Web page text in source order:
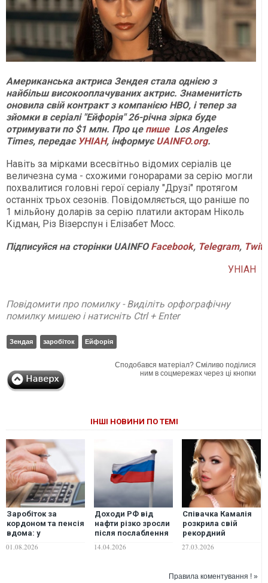
Американська актриса Зендея стала однією з
найбільш високооплачуваних актрис. Знаменитість
оновила свій контракт з компанією НВО, і тепер за
зйомки в серіалі "Ейфорія" 26-річна зірка буде
отримувати по $1 млн. Про це пише Los Angeles
Times, передає УНІАН, інформуєUAINFO.org.
Навіть за мірками всесвітньо відомих серіалів це
величезна сума - схожими гонорарами за серію могли
похвалитися головні герої серіалу "Друзі" протягом
останніх трьох сезонів. Повідомляється, що раніше по
1 мільйону доларів за серію платили акторам Ніколь
Кідман, Різ Візерспун і Елізабет Мосс.
Підписуйся на сторінки UAINFO Facebook, Telegram,
УНІАН
Повідомити про помилку - Виділіть орфографічну
помилку мишею і натисніть Ctrl + Enter
Зендая заробіток Ейфорія
Сподобався матеріал? Сміливо поділися
ним в соцмережах через ці кнопки
ІНШІ НОВИНИ ПО ТЕМІ
Заробіток за
кордоном та пенсія
вдома: у
Мінсоцполітики
пояснили механізм
01.08.2026
Доходи РФ від
нафти різко зросли
після послаблення
санкцій США:
заробила $12,8
14.04.2026
Співачка Камалія
розкрила свій
рекордний
місячний заробіток
27.03.2026
Правила коментування ! »